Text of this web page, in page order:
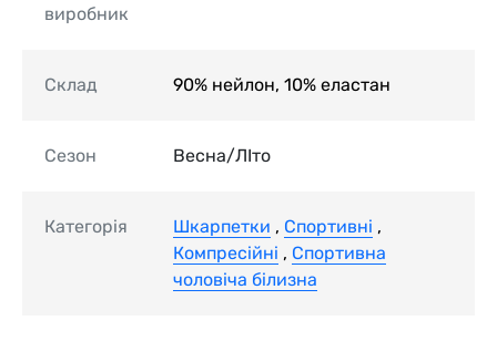
виробник
Склад 90% нейлон, 10% еластан
Сезон Весна/ЛІто
Категорія Шкарпетки , Спортивні ,
Компресійні , Спортивна
чоловіча білизна